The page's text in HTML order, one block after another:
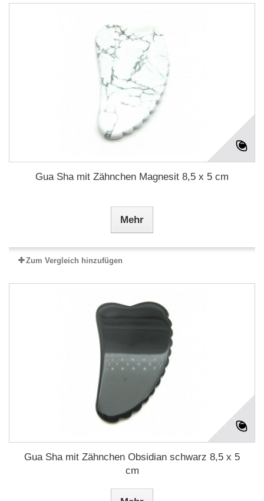
Gua Sha mit Zähnchen Magnesit 8,5 x 5 cm
Mehr
Zum Vergleich hinzufügen
Gua Sha mit Zähnchen Obsidian schwarz 8,5 x 5
cm